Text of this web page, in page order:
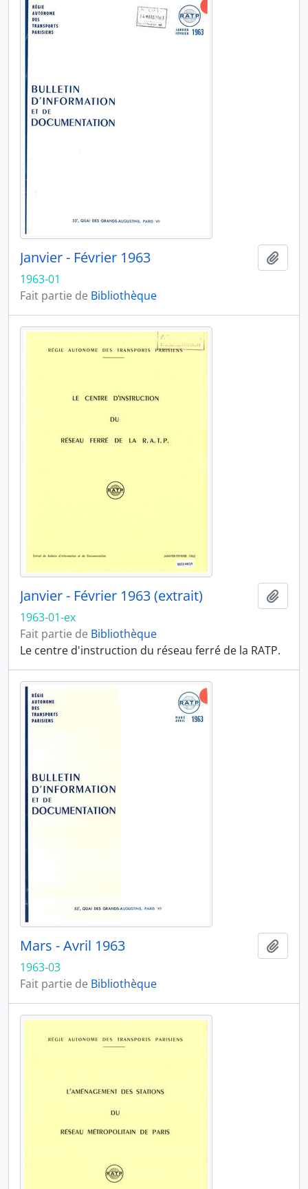
Janvier - Février 1963
1963-01
Fait partie de Bibliothèque
Janvier - Février 1963 (extrait)
1963-01-ex
Fait partie de Bibliothèque
Le centre d'instruction du réseau ferré de la RATP.
Mars - Avril 1963
1963-03
Fait partie de Bibliothèque